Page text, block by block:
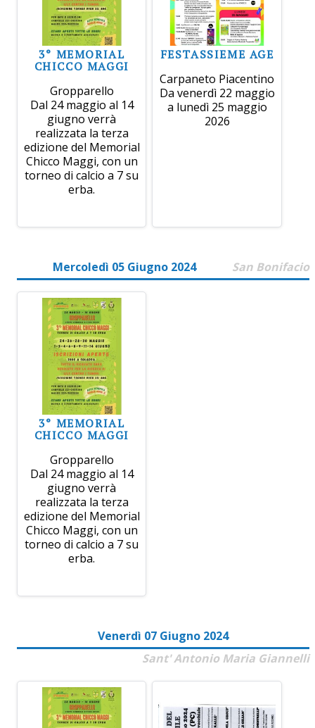
3° MEMORIAL
CHICCO MAGGI
Gropparello
Dal 24 maggio al 14
giugno verrà
realizzata la terza
edizione del Memorial
Chicco Maggi, con un
torneo di calcio a 7 su
erba.
FESTASSIEME AGE
Carpaneto Piacentino
Da venerdì 22 maggio
a lunedì 25 maggio
2026
Mercoledì 05 Giugno 2024 San Bonifacio
3° MEMORIAL
CHICCO MAGGI
Gropparello
Dal 24 maggio al 14
giugno verrà
realizzata la terza
edizione del Memorial
Chicco Maggi, con un
torneo di calcio a 7 su
erba.
Venerdì 07 Giugno 2024
Sant' Antonio Maria Giannelli